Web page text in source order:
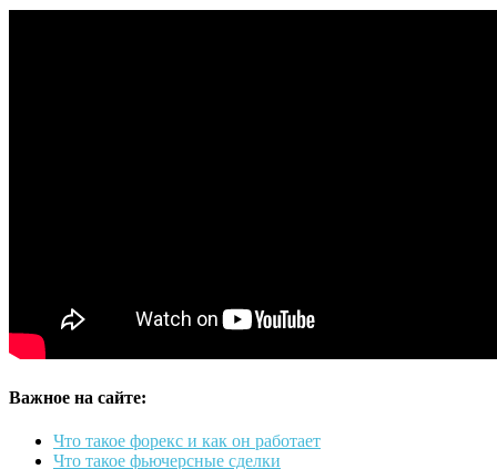
Важное на сайте:
Что такое форекс и как он работает
Что такое фьючерсные сделки